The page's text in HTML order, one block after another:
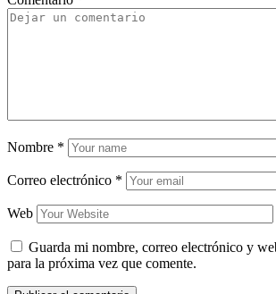
Nombre *
Correo electrónico *
Web
Guarda mi nombre, correo electrónico y
para la próxima vez que comente.